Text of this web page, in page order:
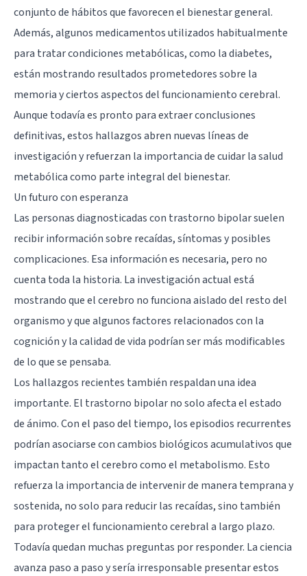
conjunto de hábitos que favorecen el bienestar general.
Además, algunos medicamentos utilizados habitualmente
para tratar condiciones metabólicas, como la diabetes,
están mostrando resultados prometedores sobre la
memoria y ciertos aspectos del funcionamiento cerebral.
Aunque todavía es pronto para extraer conclusiones
definitivas, estos hallazgos abren nuevas líneas de
investigación y refuerzan la importancia de cuidar la salud
metabólica como parte integral del bienestar.
Un futuro con esperanza
Las personas diagnosticadas con trastorno bipolar suelen
recibir información sobre recaídas, síntomas y posibles
complicaciones. Esa información es necesaria, pero no
cuenta toda la historia. La investigación actual está
mostrando que el cerebro no funciona aislado del resto del
organismo y que algunos factores relacionados con la
cognición y la calidad de vida podrían ser más modificables
de lo que se pensaba.
Los hallazgos recientes también respaldan una idea
importante. El trastorno bipolar no solo afecta el estado
de ánimo. Con el paso del tiempo, los episodios recurrentes
podrían asociarse con cambios biológicos acumulativos que
impactan tanto el cerebro como el metabolismo. Esto
refuerza la importancia de intervenir de manera temprana y
sostenida, no solo para reducir las recaídas, sino también
para proteger el funcionamiento cerebral a largo plazo.
Todavía quedan muchas preguntas por responder. La ciencia
avanza paso a paso y sería irresponsable presentar estos